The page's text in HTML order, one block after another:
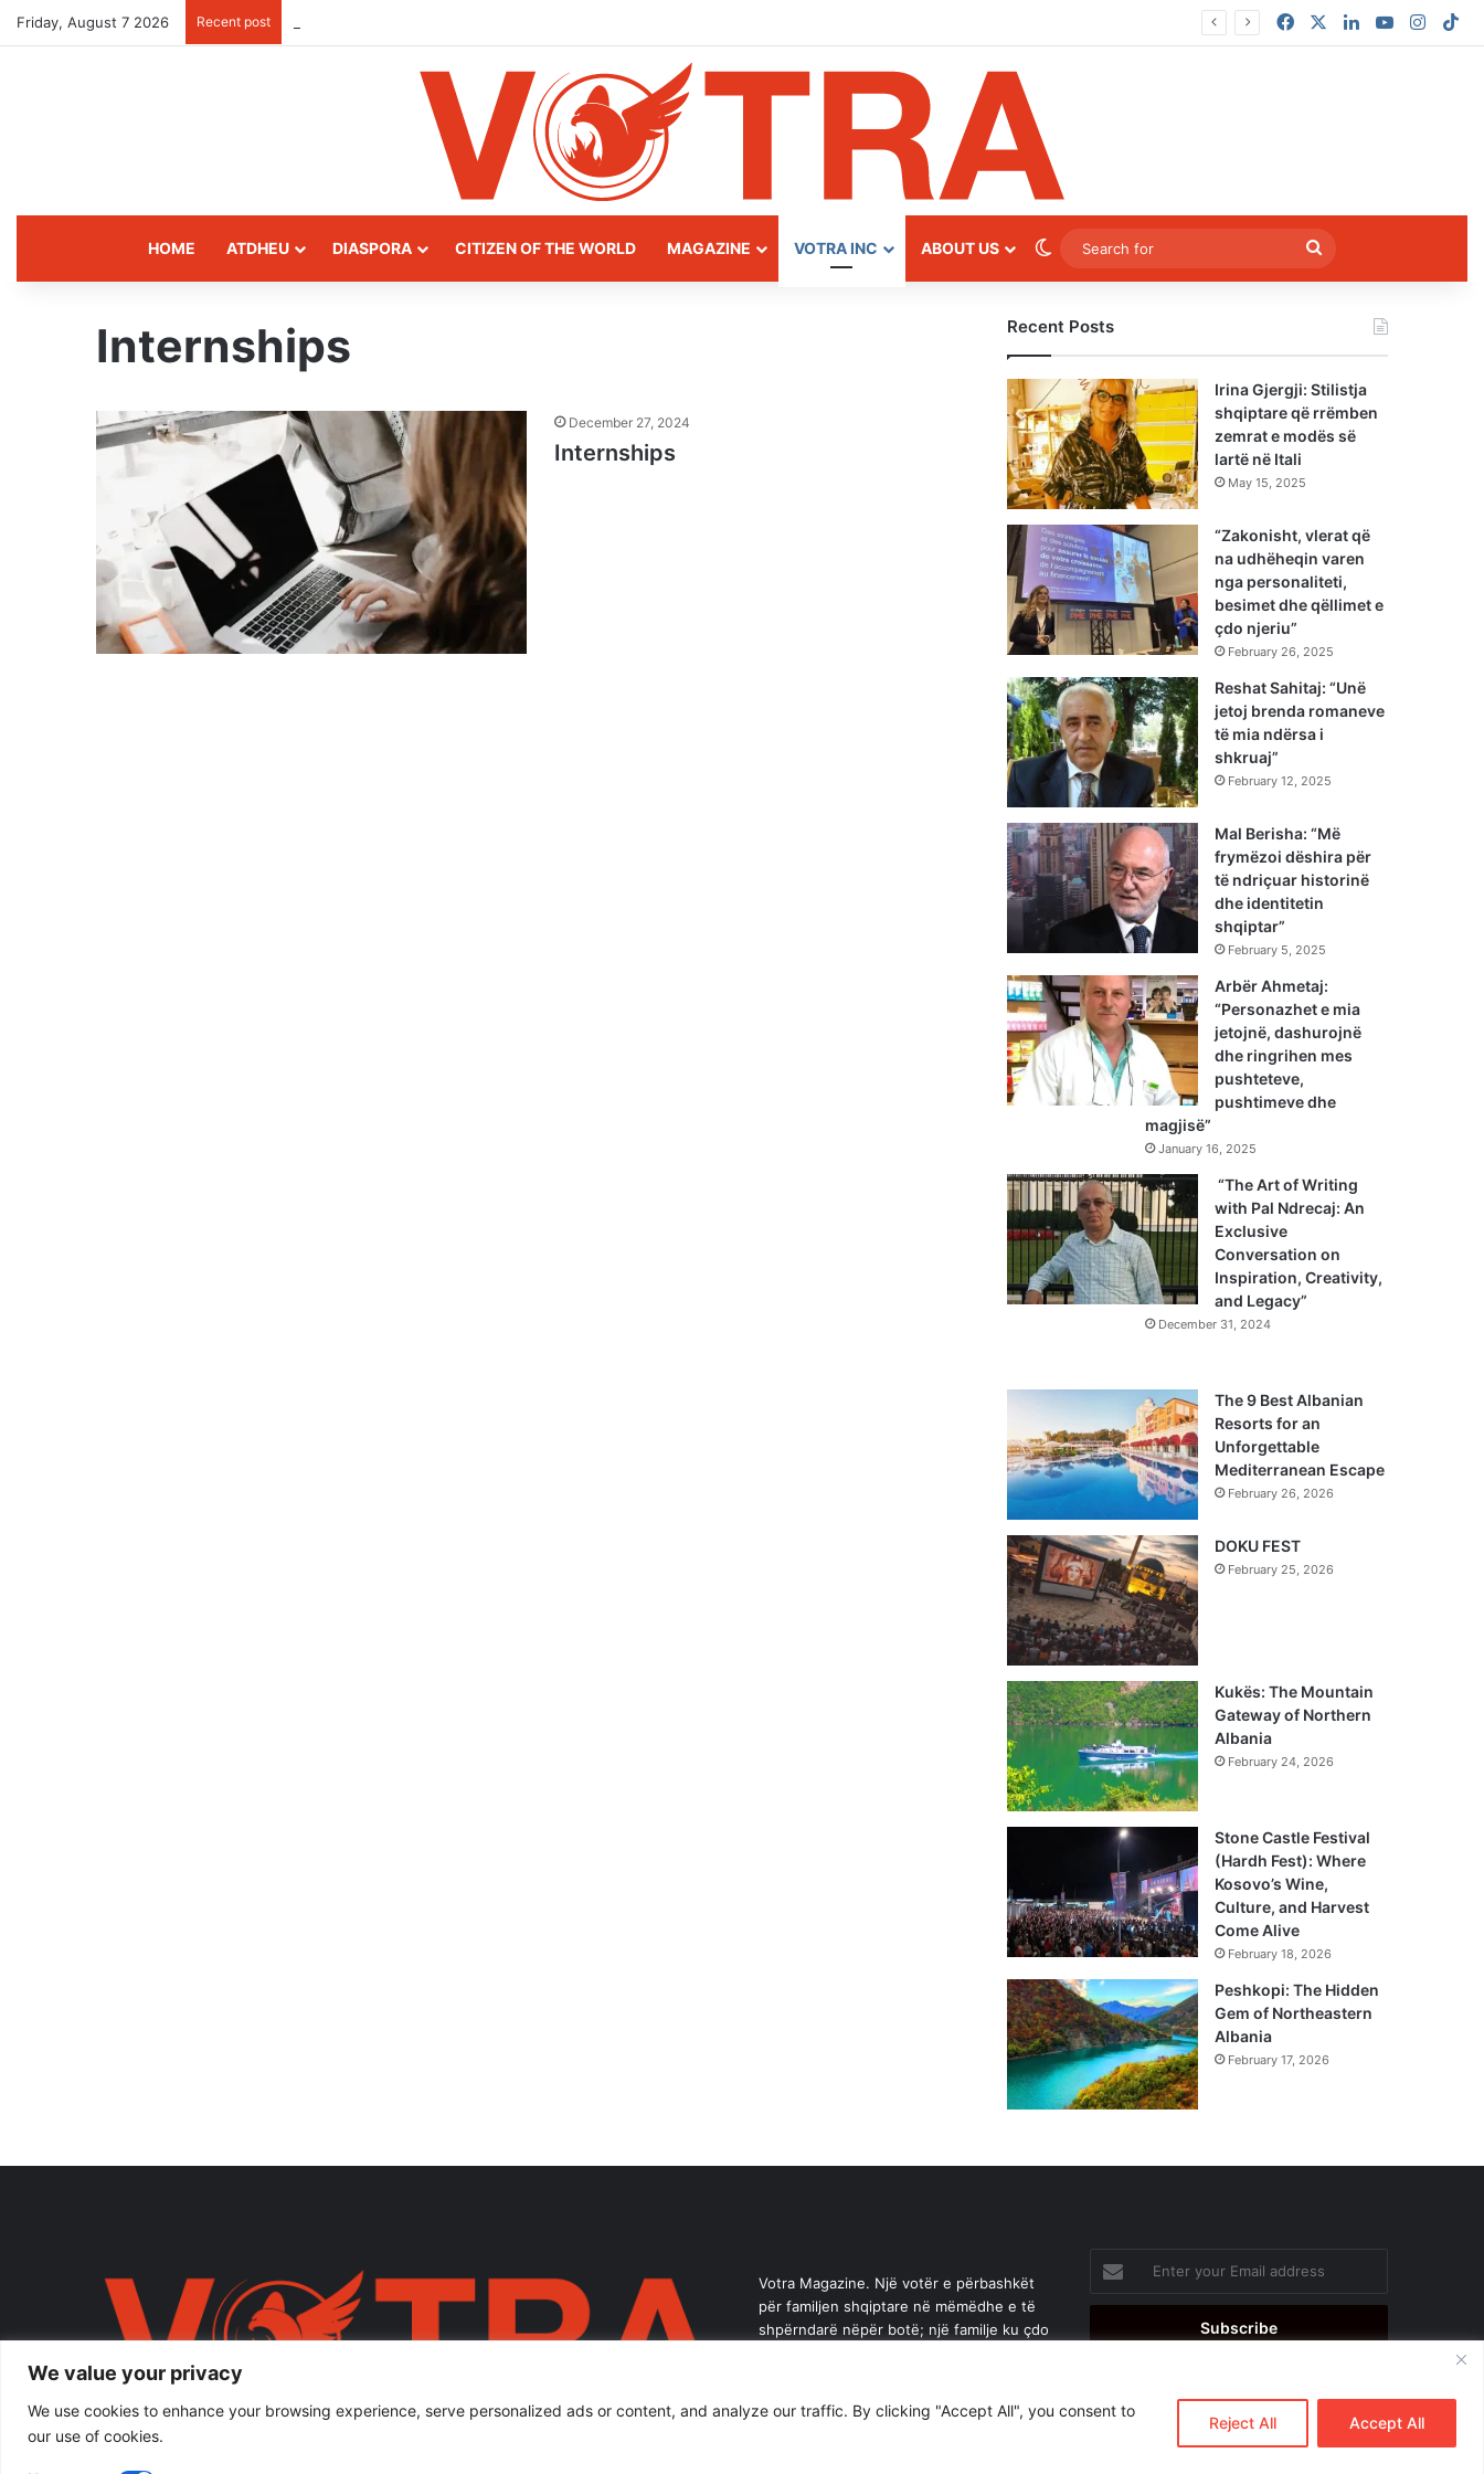
We value your privacy
We use cookies to enhance your browsing experience, serve personalized ads or content, and analyze our traffic. By clicking "Accept All", you consent to
our use of cookies.
Reject All Accept All
Friday, August 7 2026 Recent post FacebookLinkedInYouTube
HOME ATDHEU DIASPORA CITIZEN OF THE WORLD MAGAZINE VOTRA INC ABOUT US Switch skin
Search
for
Internships
December 27, 2024
Internships
Recent Posts
Irina Gjergji: Stilistja
shqiptare që rrëmben
zemrat e modës së
lartë në Itali
May 15, 2025
“Zakonisht, vlerat që
na udhëheqin varen
nga personaliteti,
besimet dhe qëllimet e
çdo njeriu”
February 26, 2025
Reshat Sahitaj: “Unë
jetoj brenda romaneve
të mia ndërsa i
shkruaj”
February 12, 2025
Mal Berisha: “Më
frymëzoi dëshira për
të ndriçuar historinë
dhe identitetin
shqiptar”
February 5, 2025
Arbër Ahmetaj:
“Personazhet e mia
jetojnë, dashurojnë
dhe ringrihen mes
pushteteve,
pushtimeve dhe
magjisë”
January 16, 2025
“The Art of Writing
with Pal Ndrecaj: An
Exclusive
Conversation on
Inspiration, Creativity,
and Legacy”
December 31, 2024
The 9 Best Albanian
Resorts for an
Unforgettable
Mediterranean Escape
February 26, 2026
DOKU FEST
February 25, 2026
Kukës: The Mountain
Gateway of Northern
Albania
February 24, 2026
Stone Castle Festival
(Hardh Fest): Where
Kosovo’s Wine,
Culture, and Harvest
Come Alive
February 18, 2026
Peshkopi: The Hidden
Gem of Northeastern
Albania
February 17, 2026
Votra Magazine. Një votër e përbashkët
për familjen shqiptare në mëmëdhe e të
shpërndarë nëpër botë; një familje ku çdo
your
Email